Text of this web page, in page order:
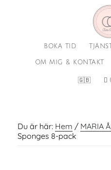
BOKA TID
OM MIG & KONTAKT
🇬🇧
Du är här: Hem / MARIA
Sponges 8-pack